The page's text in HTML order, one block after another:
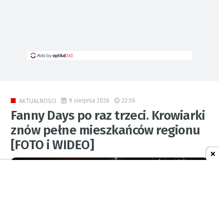
AKTUALNOŚCI 9 sierpnia 2026 22:56
Fanny Days po raz trzeci. Krowiarki
znów pełne mieszkańców regionu
[FOTO i WIDEO]